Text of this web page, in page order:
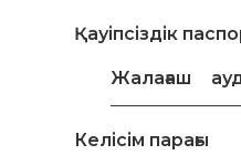
Қауіпсіздік
Жалағаш
Келісім парағы